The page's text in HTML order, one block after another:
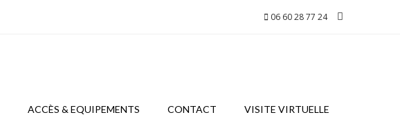
06 60 28 77 24
ACCÈS & EQUIPEMENTS CONTACT VISITE VIRTUELLE